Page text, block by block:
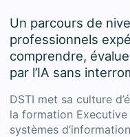
Un parcours de
professionnels
comprendre,
par l’IA sans
DSTI met sa culture
la formation
systèmes